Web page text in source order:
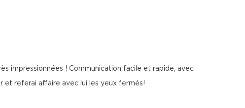
impressionnées ! Communication facile et rapide, avec
et referai affaire avec lui les yeux fermés!